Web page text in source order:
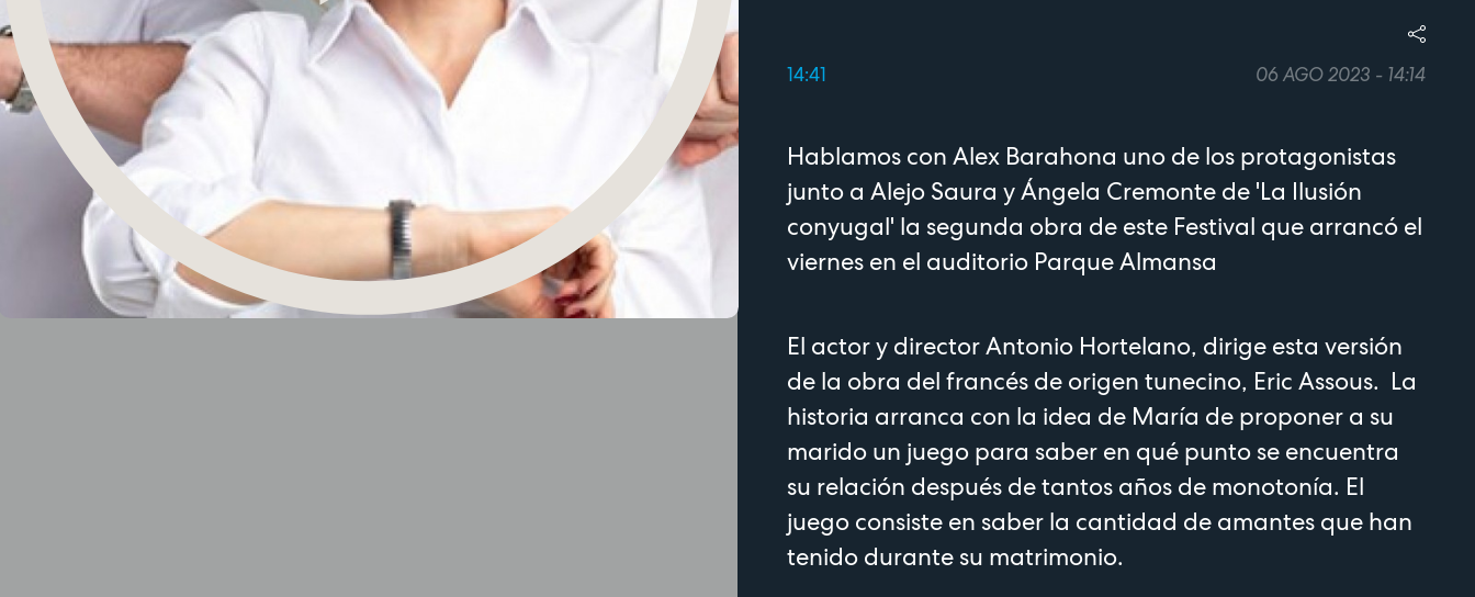
14:41 06 AGO 2023 - 14:14
Hablamos con Alex Barahona uno de los protagonistas
junto a Alejo Saura y Ángela Cremonte de 'La Ilusión
conyugal' la segunda obra de este Festival que arrancó el
viernes en el auditorio Parque Almansa
El actor y director Antonio Hortelano, dirige esta versión
de la obra del francés de origen tunecino, Eric Assous. La
historia arranca con la idea de María de proponer a su
marido un juego para saber en qué punto se encuentra
su relación después de tantos años de monotonía. El
juego consiste en saber la cantidad de amantes que han
tenido durante su matrimonio.